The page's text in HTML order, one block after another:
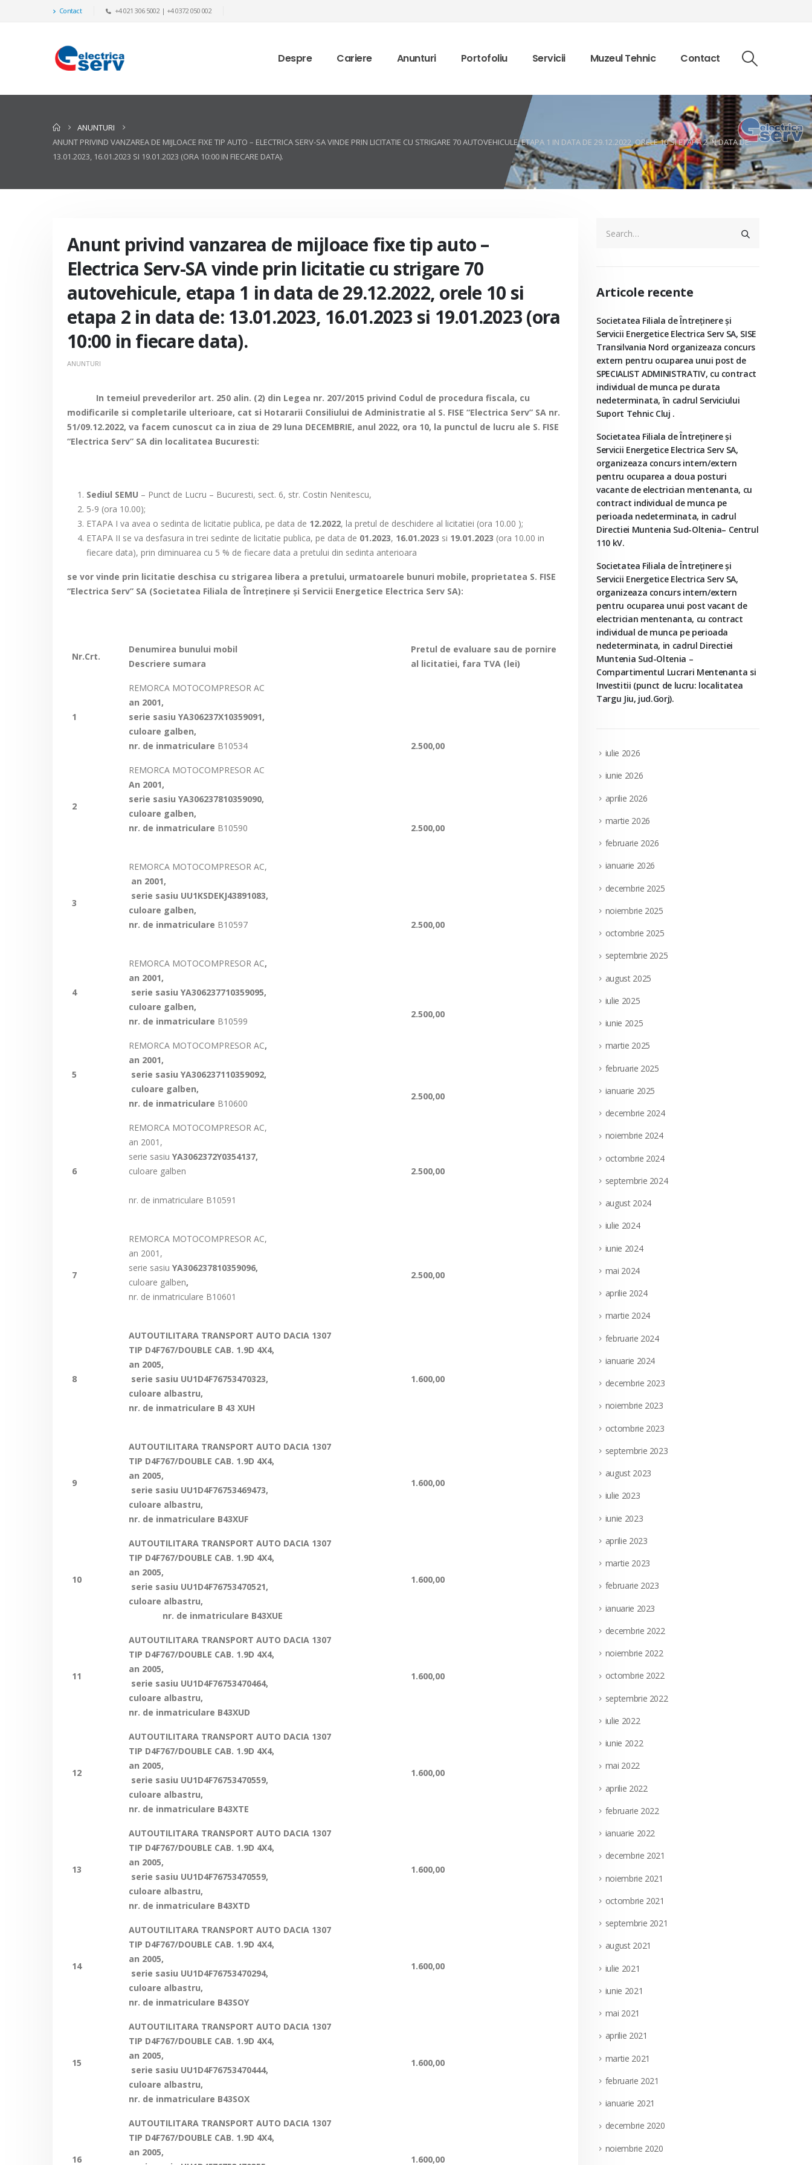
Contact +4 021 306 5002 | +4 0372 050 002
Despre Cariere Anunturi Portofoliu Servicii Muzeul Tehnic Contact
ANUNTURI
ANUNT PRIVIND VANZAREA DE MIJLOACE FIXE TIP AUTO – ELECTRICA SERV-SA VINDE PRIN LICITATIE CU STRIGARE 70 AUTOVEHICULE, ETAPA 1 IN DATA DE 29.12.2022, ORELE 10 SI ETAPA 2 IN DATA DE:
13.01.2023, 16.01.2023 SI 19.01.2023 (ORA 10:00 IN FIECARE DATA).
Anunt privind vanzarea de mijloace fixe tip auto –
Electrica Serv-SA vinde prin licitatie cu strigare 70
autovehicule, etapa 1 in data de 29.12.2022, orele 10 si
etapa 2 in data de: 13.01.2023, 16.01.2023 si 19.01.2023 (ora
10:00 in fiecare data).
ANUNTURI
In temeiul prevederilor art. 250 alin. (2) din Legea nr. 207/2015 privind Codul de procedura fiscala, cu
modificarile si completarile ulterioare, cat si Hotararii Consiliului de Administratie al S. FISE “Electrica Serv” SA nr.
51/09.12.2022, va facem cunoscut ca in ziua de 29 luna DECEMBRIE, anul 2022, ora 10, la punctul de lucru ale S. FISE
“Electrica Serv” SA din localitatea Bucuresti:
Sediul SEMU – Punct de Lucru – Bucuresti, sect. 6, str. Costin Nenitescu,
5-9 (ora 10.00);
ETAPA I va avea o sedinta de licitatie publica, pe data de 12.2022, la pretul de deschidere al licitatiei (ora 10.00 );
ETAPA II se va desfasura in trei sedinte de licitatie publica, pe data de 01.2023, 16.01.2023 si 19.01.2023 (ora 10.00 in
fiecare data), prin diminuarea cu 5 % de fiecare data a pretului din sedinta anterioara
se vor vinde prin licitatie deschisa cu strigarea libera a pretului, urmatoarele bunuri mobile, proprietatea S. FISE
“Electrica Serv” SA (Societatea Filiala de Întreţinere şi Servicii Energetice Electrica Serv SA):
Nr.Crt.
Denumirea bunului mobil
Descriere sumara
Pretul de evaluare sau de pornire
al licitatiei, fara TVA (lei)
1
REMORCA MOTOCOMPRESOR AC
an 2001,
serie sasiu YA306237X10359091,
culoare galben,
nr. de inmatriculare B10534 2.500,00
2
REMORCA MOTOCOMPRESOR AC
An 2001,
serie sasiu YA306237810359090,
culoare galben,
nr. de inmatriculare B10590 2.500,00
3
REMORCA MOTOCOMPRESOR AC,
an 2001,
serie sasiu UU1KSDEKJ43891083,
culoare galben,
nr. de inmatriculare B10597 2.500,00
4
REMORCA MOTOCOMPRESOR AC,
an 2001,
serie sasiu YA306237710359095,
culoare galben,
nr. de inmatriculare B10599
2.500,00
5
REMORCA MOTOCOMPRESOR AC,
an 2001,
serie sasiu YA306237110359092,
culoare galben,
nr. de inmatriculare B10600
2.500,00
6
REMORCA MOTOCOMPRESOR AC,
an 2001,
serie sasiu YA3062372Y0354137,
culoare galben
nr. de inmatriculare B10591
2.500,00
7
REMORCA MOTOCOMPRESOR AC,
an 2001,
serie sasiu YA306237810359096,
culoare galben,
nr. de inmatriculare B10601
2.500,00
8
AUTOUTILITARA TRANSPORT AUTO DACIA 1307
TIP D4F767/DOUBLE CAB. 1.9D 4X4,
an 2005,
serie sasiu UU1D4F76753470323,
culoare albastru,
nr. de inmatriculare B 43 XUH
1.600,00
9
AUTOUTILITARA TRANSPORT AUTO DACIA 1307
TIP D4F767/DOUBLE CAB. 1.9D 4X4,
an 2005,
serie sasiu UU1D4F76753469473,
culoare albastru,
nr. de inmatriculare B43XUF
1.600,00
10
AUTOUTILITARA TRANSPORT AUTO DACIA 1307
TIP D4F767/DOUBLE CAB. 1.9D 4X4,
an 2005,
serie sasiu UU1D4F76753470521,
culoare albastru,
nr. de inmatriculare B43XUE
1.600,00
11
AUTOUTILITARA TRANSPORT AUTO DACIA 1307
TIP D4F767/DOUBLE CAB. 1.9D 4X4,
an 2005,
serie sasiu UU1D4F76753470464,
culoare albastru,
nr. de inmatriculare B43XUD
1.600,00
12
AUTOUTILITARA TRANSPORT AUTO DACIA 1307
TIP D4F767/DOUBLE CAB. 1.9D 4X4,
an 2005,
serie sasiu UU1D4F76753470559,
culoare albastru,
nr. de inmatriculare B43XTE
1.600,00
13
AUTOUTILITARA TRANSPORT AUTO DACIA 1307
TIP D4F767/DOUBLE CAB. 1.9D 4X4,
an 2005,
serie sasiu UU1D4F76753470559,
culoare albastru,
nr. de inmatriculare B43XTD
1.600,00
14
AUTOUTILITARA TRANSPORT AUTO DACIA 1307
TIP D4F767/DOUBLE CAB. 1.9D 4X4,
an 2005,
serie sasiu UU1D4F76753470294,
culoare albastru,
nr. de inmatriculare B43SOY
1.600,00
15
AUTOUTILITARA TRANSPORT AUTO DACIA 1307
TIP D4F767/DOUBLE CAB. 1.9D 4X4,
an 2005,
serie sasiu UU1D4F76753470444,
culoare albastru,
nr. de inmatriculare B43SOX
1.600,00
16
AUTOUTILITARA TRANSPORT AUTO DACIA 1307
TIP D4F767/DOUBLE CAB. 1.9D 4X4,
an 2005,
1.600,00
Articole recente
Societatea Filiala de Întreţinere şi
Servicii Energetice Electrica Serv SA, SISE
Transilvania Nord organizeaza concurs
extern pentru ocuparea unui post de
SPECIALIST ADMINISTRATIV, cu contract
individual de munca pe durata
nedeterminata, în cadrul Serviciului
Suport Tehnic Cluj .
Societatea Filiala de Întreţinere şi
Servicii Energetice Electrica Serv SA,
organizeaza concurs intern/extern
pentru ocuparea a doua posturi
vacante de electrician mentenanta, cu
contract individual de munca pe
perioada nedeterminata, in cadrul
Directiei Muntenia Sud-Oltenia– Centrul
110 kV.
Societatea Filiala de Întreţinere şi
Servicii Energetice Electrica Serv SA,
organizeaza concurs intern/extern
pentru ocuparea unui post vacant de
electrician mentenanta, cu contract
individual de munca pe perioada
nedeterminata, in cadrul Directiei
Muntenia Sud-Oltenia –
Compartimentul Lucrari Mentenanta si
Investitii (punct de lucru: localitatea
Targu Jiu, jud.Gorj).
iulie 2026
iunie 2026
aprilie 2026
martie 2026
februarie 2026
ianuarie 2026
decembrie 2025
noiembrie 2025
octombrie 2025
septembrie 2025
august 2025
iulie 2025
iunie 2025
martie 2025
februarie 2025
ianuarie 2025
decembrie 2024
noiembrie 2024
octombrie 2024
septembrie 2024
august 2024
iulie 2024
iunie 2024
mai 2024
aprilie 2024
martie 2024
februarie 2024
ianuarie 2024
decembrie 2023
noiembrie 2023
octombrie 2023
septembrie 2023
august 2023
iulie 2023
iunie 2023
aprilie 2023
martie 2023
februarie 2023
ianuarie 2023
decembrie 2022
noiembrie 2022
octombrie 2022
septembrie 2022
iulie 2022
iunie 2022
mai 2022
aprilie 2022
februarie 2022
ianuarie 2022
decembrie 2021
noiembrie 2021
octombrie 2021
septembrie 2021
august 2021
iulie 2021
iunie 2021
mai 2021
aprilie 2021
martie 2021
februarie 2021
ianuarie 2021
decembrie 2020
noiembrie 2020